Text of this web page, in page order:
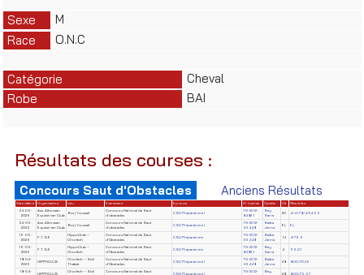
Sexe
M
Race
O.N.C
Catégorie
Cheval
Robe
BAI
Résultats des courses :
Concours Saut d'Obstacles Anciens Résultats
Date début Organisateur Lieu Evènement Epreuve N° License Cavalier Clt
Résultats
24-05-
2026
Ass. Alforssan
Equestrian Club
Borj Youssef
Concours National de Saut
d'obstacles
CSO Préparatoire I
TN-2012-
84831
Bey
Sarra
20 4/41.78/4/24.55
24-05-
2026
Ass. Alforssan
Equestrian Club
Borj Youssef
Concours National de Saut
d'obstacles
CSO Préparatoire I
TN-2012-
93448
Baiba
Janna
EL EL
16-05-
2026
F.T.S.E
HippoClub –
Chorfech
Concours National de Saut
d'Obstacles
CSO Préparatoire
TN-2012-
93448
Baiba
Janna
14 4/76.6
16-05-
2026
F.T.S.E
HippoClub –
Chorfech
Concours National de Saut
d'Obstacles
CSO Préparatoire
TN-2012-
84831
Bey
Sarra
4 59.01
18-04-
2026
HIPPOCLUB
Chorfech – Sidi
Thabet
Concours National de Saut
d'Obstacles
CSO Préparatoire I
TN-2012-
93448
Baiba
Janna
28 8.00/70.26
18-04-
HIPPOCLUB
Chorfech – Sidi
Concours National de Saut
CSO Préparatoire I
TN-2012-
Bey
28 8.00/75.67